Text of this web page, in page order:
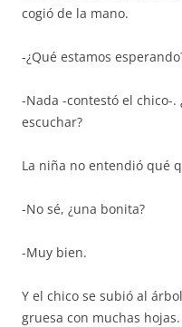
cogió de la mano.
-¿Qué estamos
-Nada -contestó el chico-
escuchar?
La niña no entendió qué
-No sé, ¿una bonita?
-Muy bien.
Y el chico se subió al
gruesa con muchas hojas.